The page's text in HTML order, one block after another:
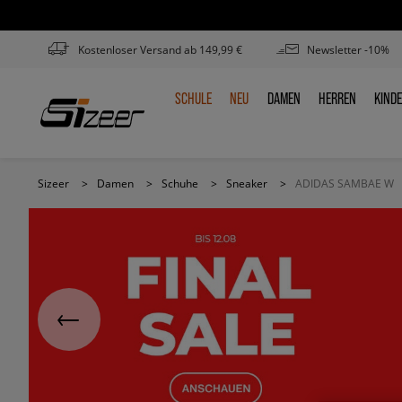
Kostenloser Versand ab 149,99 € Newsletter -10%
SCHULE
SCHULE NEU
NEU DAMEN
DAMEN HERREN
HERREN
Sizeer > Damen > Schuhe > Sneaker > ADIDAS SAMBAE W